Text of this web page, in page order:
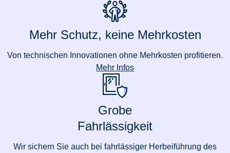
Mehr Schutz, keine Mehrkosten
Von technischen Innovationen ohne Mehrkosten profitieren.
Mehr Infos
Grobe
Fahrlässigkeit
Wir sichern Sie auch bei fahrlässiger Herbeiführung des